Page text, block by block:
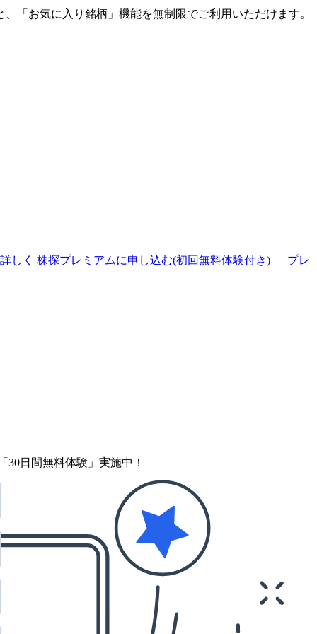
「お気に入り銘柄」機能を無制限でご利用いただけます。
しく 株探プレミアムに申し込む(初回無料体験付き)
プレ
日間無料体験」実施中！